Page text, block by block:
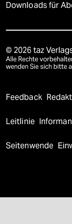
Downloads für
© 2026 taz
Alle Rechte
wenden Sie sich bitte
Feedback
Leitlinie
Seitenwende